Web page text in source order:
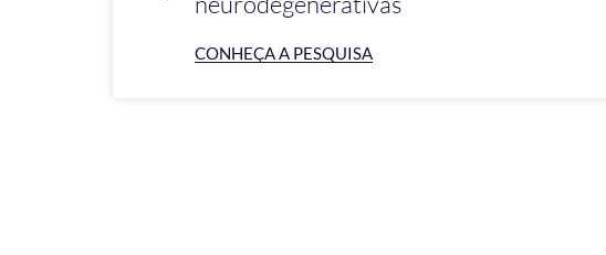
CONHEÇA A PESQUISA